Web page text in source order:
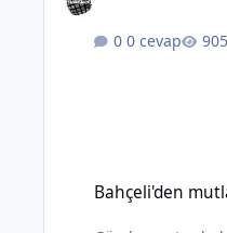
0 cevap
Bahçeli'den